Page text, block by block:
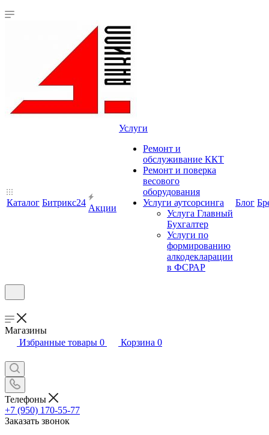
Каталог Битрикс24
Акции
Услуги
Ремонт и
обслуживание ККТ
Ремонт и поверка
весового
оборудования
Услуги аутсорсинга
Услуга Главный
Бухгалтер
Услуги по
формированию
алкодекларации
в ФСРАР
Блог
Магазины
Избранные товары 0 Корзина 0
Телефоны
+7 (950) 170-55-77
Заказать звонок